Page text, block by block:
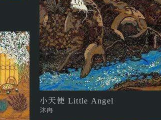
小天使 Little Angel
沐冉